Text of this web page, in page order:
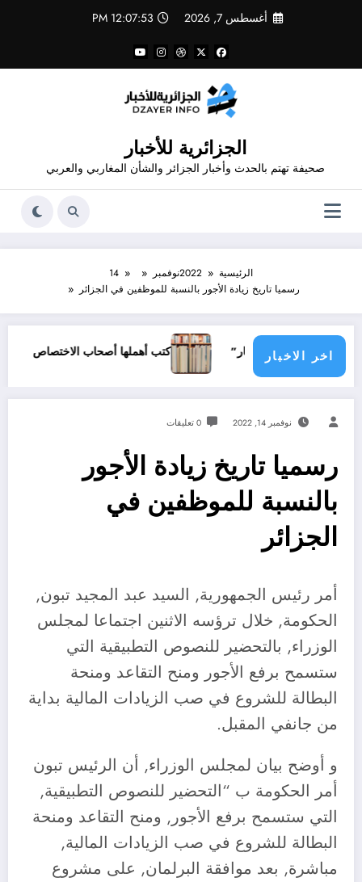
أغسطس 7, 2026 12:07:54 PM
الجزائرية للأخبار
صحيفة تهتم بالحدث وأخبار الجزائر والشأن المغاربي والعربي
الرئيسية 2022نوفمبر
14
رسميا تاريخ زيادة الأجور بالنسبة للموظفين في الجزائر
اخر الاخبار
” المسعود زغار” كتب أهملها أصحاب الاختصاص
نوفمبر 14, 2022 0 تعليقات
رسميا تاريخ زيادة الأجور
بالنسبة للموظفين في
الجزائر
أمر رئيس الجمهورية, السيد عبد المجيد تبون,
الحكومة, خلال ترؤسه الاثنين اجتماعا لمجلس
الوزراء, بالتحضير للنصوص التطبيقية التي
ستسمح برفع الأجور ومنح التقاعد ومنحة
البطالة للشروع في صب الزيادات المالية بداية
من جانفي المقبل.
و أوضح بيان لمجلس الوزراء, أن الرئيس تبون
أمر الحكومة ب “التحضير للنصوص التطبيقية,
التي ستسمح برفع الأجور, ومنح التقاعد ومنحة
البطالة للشروع في صب الزيادات المالية,
مباشرة, بعد موافقة البرلمان, على مشروع